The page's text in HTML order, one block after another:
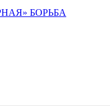
БОРЬБА